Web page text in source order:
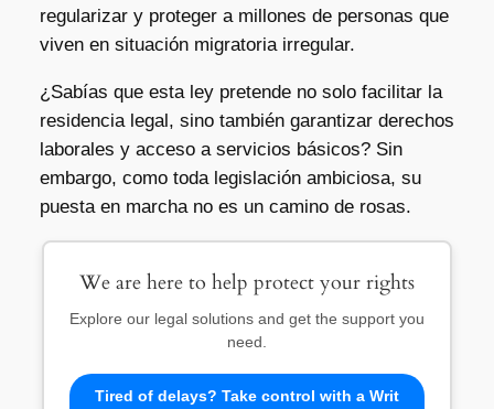
regularizar y proteger a millones de personas que
viven en situación migratoria irregular.
¿Sabías que esta ley pretende no solo facilitar la
residencia legal, sino también garantizar derechos
laborales y acceso a servicios básicos? Sin
embargo, como toda legislación ambiciosa, su
puesta en marcha no es un camino de rosas.
We are here to help protect your rights
Explore our legal solutions and get the support you
need.
Tired of delays? Take control with a Writ